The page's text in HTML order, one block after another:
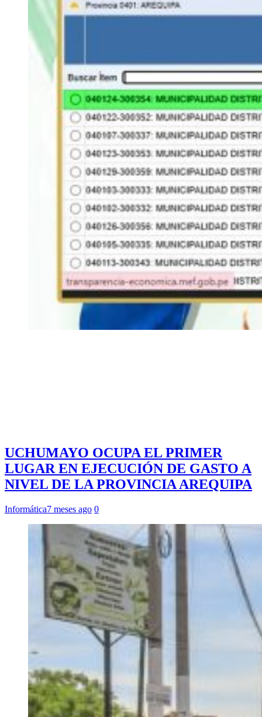
UCHUMAYO OCUPA EL PRIMER
LUGAR EN EJECUCIÓN DE GASTO A
NIVEL DE LA PROVINCIA AREQUIPA
Informática7 meses ago 0